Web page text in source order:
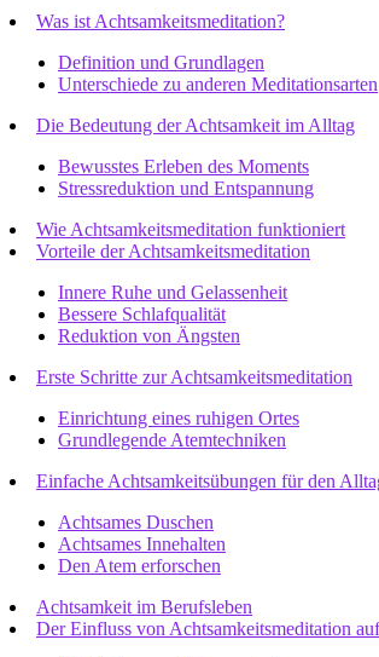
Was ist Achtsamkeitsmeditation?
Definition und Grundlagen
Unterschiede zu anderen Meditationsarten
Die Bedeutung der Achtsamkeit im Alltag
Bewusstes Erleben des Moments
Stressreduktion und Entspannung
Wie Achtsamkeitsmeditation funktioniert
Vorteile der Achtsamkeitsmeditation
Innere Ruhe und Gelassenheit
Bessere Schlafqualität
Reduktion von Ängsten
Erste Schritte zur Achtsamkeitsmeditation
Einrichtung eines ruhigen Ortes
Grundlegende Atemtechniken
Einfache Achtsamkeitsübungen für den
Achtsames Duschen
Achtsames Innehalten
Den Atem erforschen
Achtsamkeit im Berufsleben
Der Einfluss von Achtsamkeitsmeditation